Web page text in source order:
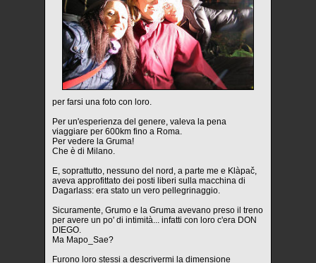
per farsi una foto con loro.
Per un'esperienza del genere, valeva la pena
viaggiare per 600km fino a Roma.
Per vedere la Gruma!
Che è di Milano.
E, soprattutto, nessuno del nord, a parte me e Klàpač,
aveva approfittato dei posti liberi sulla macchina di
Dagarlass: era stato un vero pellegrinaggio.
Sicuramente, Grumo e la Gruma avevano preso il treno
per avere un po' di intimità... infatti con loro c'era DON
DIEGO.
Ma Mapo_Sae?
Furono loro stessi a descrivermi la dimensione